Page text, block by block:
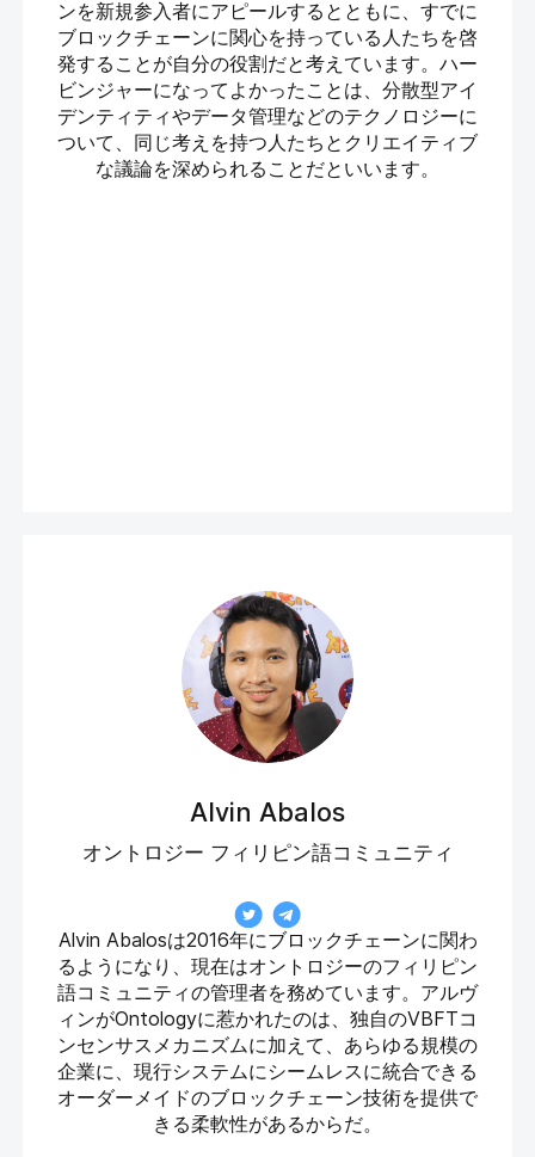
ンを新規参入者にアピールするとともに、すでに
ブロックチェーンに関心を持っている人たちを啓
発することが自分の役割だと考えています。ハー
ビンジャーになってよかったことは、分散型アイ
デンティティやデータ管理などのテクノロジーに
ついて、同じ考えを持つ人たちとクリエイティブ
な議論を深められることだといいます。
Alvin Abalos
オントロジー フィリピン語コミュニティ
Alvin Abalosは2016年にブロックチェーンに関わ
るようになり、現在はオントロジーのフィリピン
語コミュニティの管理者を務めています。アルヴ
ィンがOntologyに惹かれたのは、独自のVBFTコ
ンセンサスメカニズムに加えて、あらゆる規模の
企業に、現行システムにシームレスに統合できる
オーダーメイドのブロックチェーン技術を提供で
きる柔軟性があるからだ。